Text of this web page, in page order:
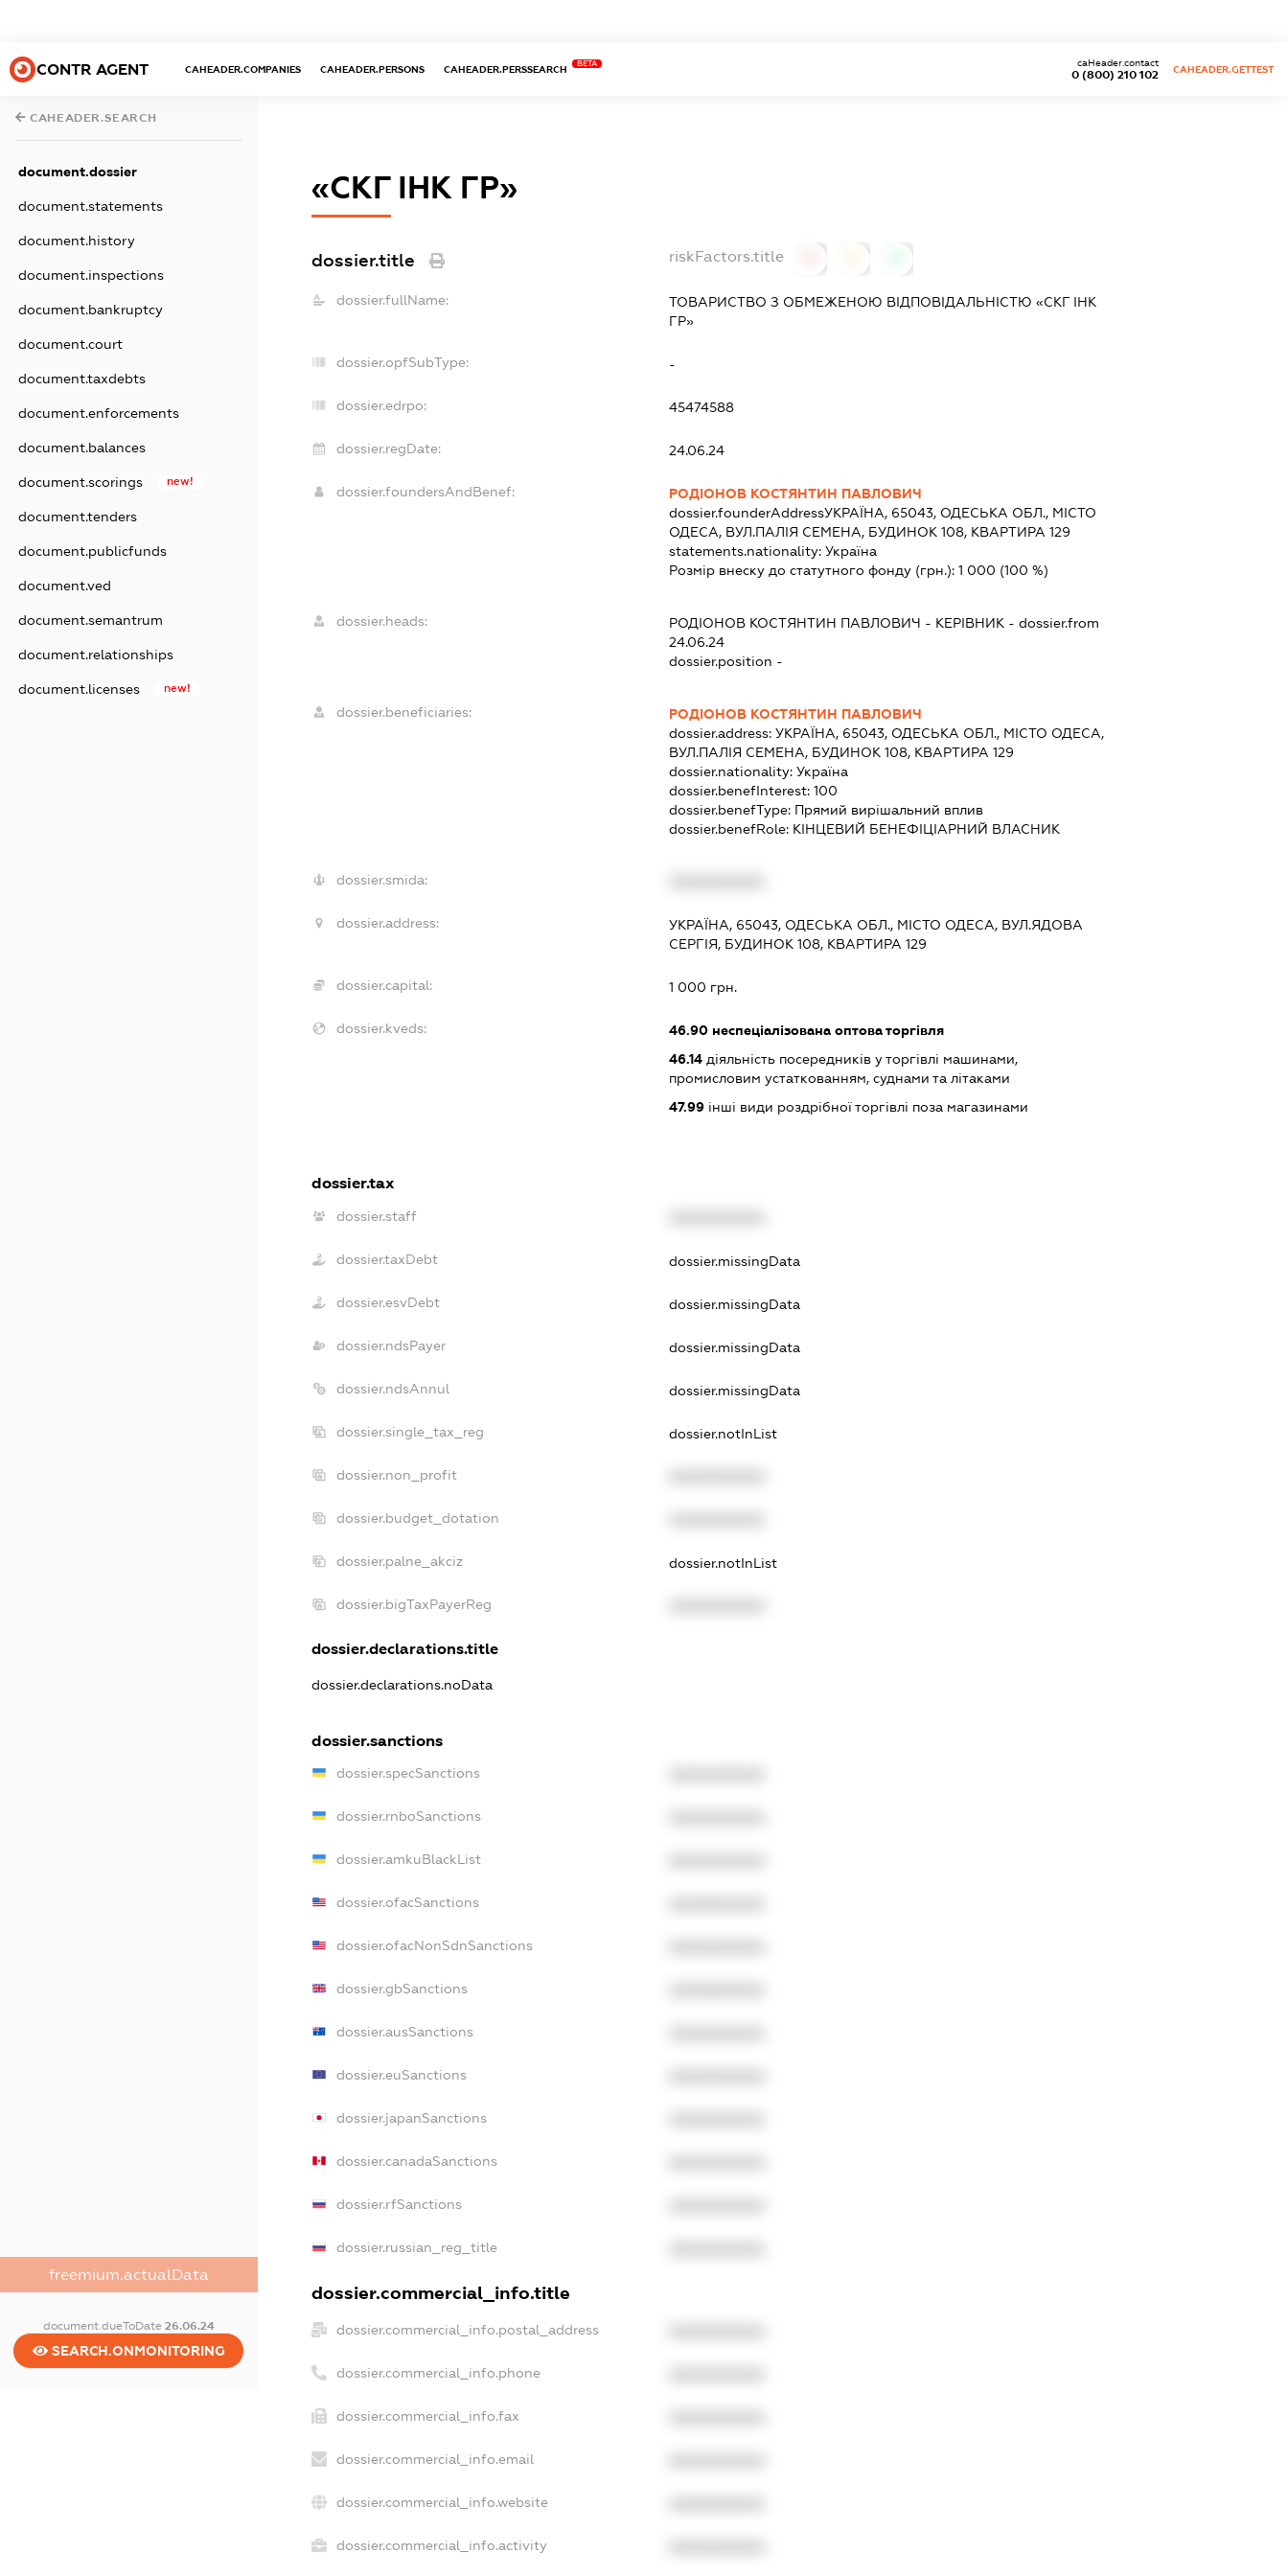
CONTR AGENT CAHEADER.COMPANIES CAHEADER.PERSONS CAHEADER.PERSSEARCH
BETA
0 (800) 210 102
caHeader.contact
CAHEADER.GETTEST
CAHEADER.SEARCH
document.dossier
document.statements
document.history
document.inspections
document.bankruptcy
document.court
document.taxdebts
document.enforcements
document.balances
document.scorings new!
document.tenders
document.publicfunds
document.ved
document.semantrum
document.relationships
document.licenses new!
freemium.actualData
document.dueToDate 26.06.24
SEARCH.ONMONITORING
«СКГ ІНК ГР»
dossier.title riskFactors.title
dossier.fullName:
ТОВАРИСТВО З ОБМЕЖЕНОЮ ВІДПОВІДАЛЬНІСТЮ «СКГ ІНК
ГР»
dossier.opfSubType: -
dossier.edrpo: 45474588
dossier.regDate: 24.06.24
dossier.foundersAndBenef:
РОДІОНОВ КОСТЯНТИН ПАВЛОВИЧ
dossier.founderAddressУКРАЇНА, 65043, ОДЕСЬКА ОБЛ., МІСТО
ОДЕСА, ВУЛ.ПАЛІЯ СЕМЕНА, БУДИНОК 108, КВАРТИРА 129
statements.nationality: Україна
Розмір внеску до статутного фонду (грн.): 1 000 (100 %)
dossier.heads: РОДІОНОВ КОСТЯНТИН ПАВЛОВИЧ - КЕРІВНИК - dossier.from
24.06.24
dossier.position -
dossier.beneficiaries:
РОДІОНОВ КОСТЯНТИН ПАВЛОВИЧ
dossier.address: УКРАЇНА, 65043, ОДЕСЬКА ОБЛ., МІСТО ОДЕСА,
ВУЛ.ПАЛІЯ СЕМЕНА, БУДИНОК 108, КВАРТИРА 129
dossier.nationality: Україна
dossier.benefInterest: 100
dossier.benefType: Прямий вирішальний вплив
dossier.benefRole: КІНЦЕВИЙ БЕНЕФІЦІАРНИЙ ВЛАСНИК
dossier.smida:
dossier.address:
УКРАЇНА, 65043, ОДЕСЬКА ОБЛ., МІСТО ОДЕСА, ВУЛ.ЯДОВА
СЕРГІЯ, БУДИНОК 108, КВАРТИРА 129
dossier.capital: 1 000 грн.
dossier.kveds: 46.90неспеціалізована оптова торгівля
46.14діяльність посередників у торгівлі машинами,
промисловим устаткованням, суднами та літаками
47.99інші види роздрібної торгівлі поза магазинами
dossier.tax
dossier.staff
dossier.taxDebt dossier.missingData
dossier.esvDebt dossier.missingData
dossier.ndsPayer dossier.missingData
dossier.ndsAnnul dossier.missingData
dossier.single_tax_reg dossier.notInList
dossier.non_profit
dossier.budget_dotation
dossier.palne_akciz dossier.notInList
dossier.bigTaxPayerReg
dossier.declarations.title
dossier.declarations.noData
dossier.sanctions
dossier.specSanctions
dossier.rnboSanctions
dossier.amkuBlackList
dossier.ofacSanctions
dossier.ofacNonSdnSanctions
dossier.gbSanctions
dossier.ausSanctions
dossier.euSanctions
dossier.japanSanctions
dossier.canadaSanctions
dossier.rfSanctions
dossier.russian_reg_title
dossier.commercial_info.title
dossier.commercial_info.postal_address
dossier.commercial_info.phone
dossier.commercial_info.fax
dossier.commercial_info.email
dossier.commercial_info.website
dossier.commercial_info.activity